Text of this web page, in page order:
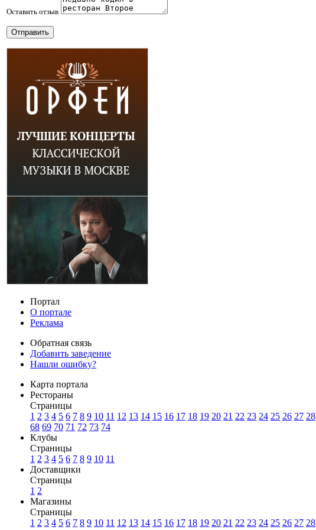
Оставить отзыв
Портал
О портале
Реклама
Обратная связь
Добавить заведение
Нашли ошибку?
Карта портала
Рестораны
Страницы
1 2 3 4 5 6 7 8 9 10 11 12 13 14 15 16 17 18 19 20 21 22 23 24 25 26 27 28
68 69 70 71 72 73 74
Клубы
Страницы
1 2 3 4 5 6 7 8 9 10 11
Доставщики
Страницы
1 2
Магазины
Страницы
1 2 3 4 5 6 7 8 9 10 11 12 13 14 15 16 17 18 19 20 21 22 23 24 25 26 27 28